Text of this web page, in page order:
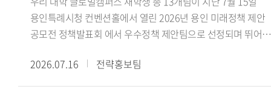
수료했더라고요. 활동하면서 강의실에서 이론으로만 접하던
내용을 현장에서 몸소 겪고, 낯설고 어색한 순간도 많았습니다.
그럼에도 해외에 나가 바이어들과 직접 상담을 하고 억 단위 큰
규모의 거래를 협상하고 계약을 완료한 경험은 정말 큰 도움이
용인특례시청 컨벤션홀에서 열린 2026년 용인 미래정책 제안
공모전 정책발표회 에서 우수정책 제안팀으로 선정되며 뛰어난
용인특례시가 주최한 이번 공모전은 미래사회의 주역인
청년들의 창의적인 아이디어를 발굴하고 이를 용인시의 미래
2026.07.16 전략홍보팀